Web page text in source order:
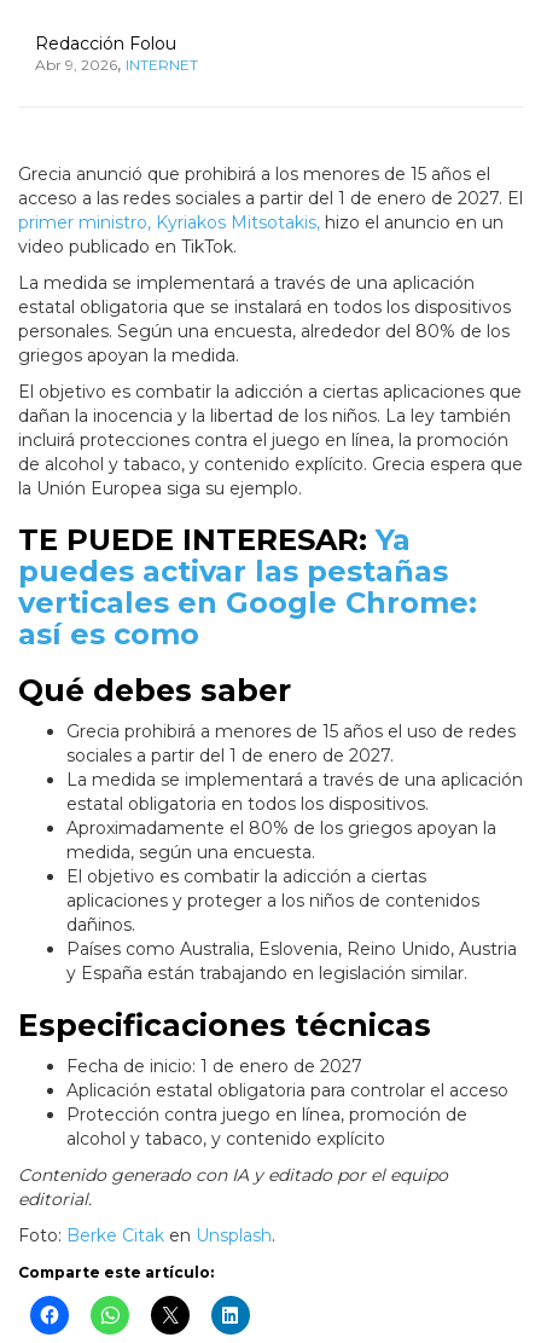
Redacción Folou
Abr 9, 2026, INTERNET
Grecia anunció que prohibirá a los menores de 15 años el
acceso a las redes sociales a partir del 1 de enero de 2027. El
primer ministro, Kyriakos Mitsotakis, hizo el anuncio en un
video publicado en TikTok.
La medida se implementará a través de una aplicación
estatal obligatoria que se instalará en todos los dispositivos
personales. Según una encuesta, alrededor del 80% de los
griegos apoyan la medida.
El objetivo es combatir la adicción a ciertas aplicaciones que
dañan la inocencia y la libertad de los niños. La ley también
incluirá protecciones contra el juego en línea, la promoción
de alcohol y tabaco, y contenido explícito. Grecia espera que
la Unión Europea siga su ejemplo.
TE PUEDE INTERESAR:Ya
puedes activar las pestañas
verticales en Google Chrome:
así es como
Qué debes saber
Grecia prohibirá a menores de 15 años el uso de redes
sociales a partir del 1 de enero de 2027.
La medida se implementará a través de una aplicación
estatal obligatoria en todos los dispositivos.
Aproximadamente el 80% de los griegos apoyan la
medida, según una encuesta.
El objetivo es combatir la adicción a ciertas
aplicaciones y proteger a los niños de contenidos
dañinos.
Países como Australia, Eslovenia, Reino Unido, Austria
y España están trabajando en legislación similar.
Especificaciones técnicas
Fecha de inicio: 1 de enero de 2027
Aplicación estatal obligatoria para controlar el acceso
Protección contra juego en línea, promoción de
alcohol y tabaco, y contenido explícito
Contenido generado con IA y editado por el equipo
editorial.
Foto: Berke Citak en Unsplash.
Comparte este artículo: